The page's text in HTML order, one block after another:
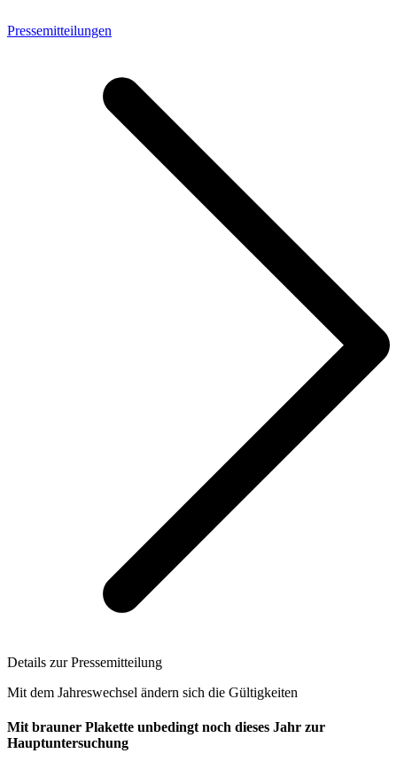
Pressemitteilungen
Details zur Pressemitteilung
Mit dem Jahreswechsel ändern sich die Gültigkeiten
Mit brauner Plakette unbedingt noch dieses Jahr zur
Hauptuntersuchung